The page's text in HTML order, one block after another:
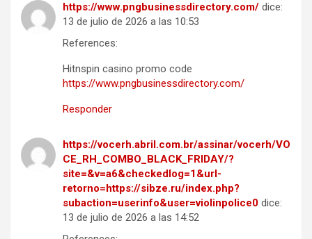
https://www.pngbusinessdirectory.com/ dice:
13 de julio de 2026 a las 10:53
References:
Hitnspin casino promo code
https://www.pngbusinessdirectory.com/
Responder
https://vocerh.abril.com.br/assinar/vocerh/VO
CE_RH_COMBO_BLACK_FRIDAY/?
site=&v=a6&checkedlog=1&url-
retorno=https://sibze.ru/index.php?
subaction=userinfo&user=violinpolice0 dice:
13 de julio de 2026 a las 14:52